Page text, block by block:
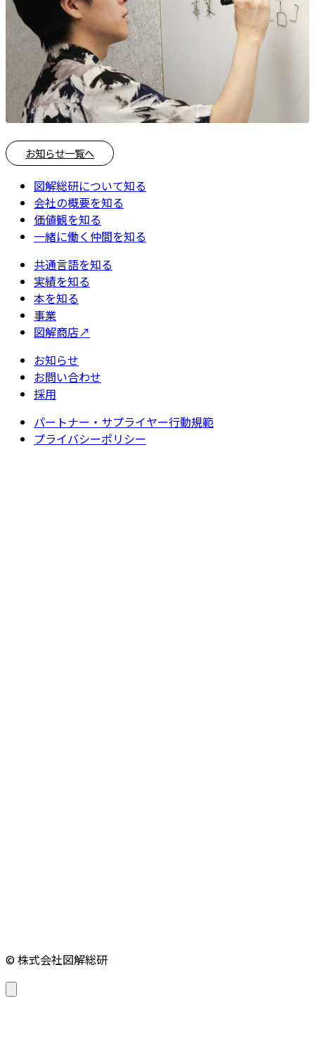
お知らせ一覧へ
図解総研について知る
会社の概要を知る
価値観を知る
一緒に働く仲間を知る
共通言語を知る
実績を知る
本を知る
事業
図解商店↗
お知らせ
お問い合わせ
採用
パートナー・サプライヤー行動規範
プライバシーポリシー
© 株式会社図解総研